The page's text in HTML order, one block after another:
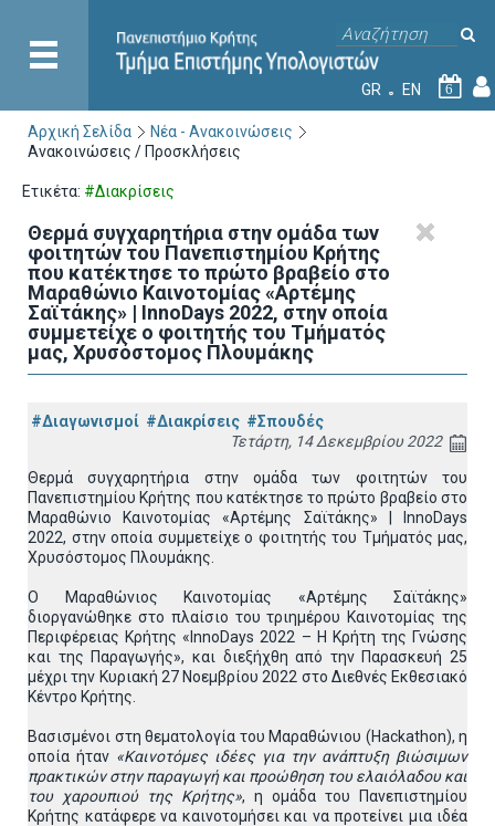
GR EN 6
Αρχική Σελίδα
Νέα - Ανακοινώσεις
Ανακοινώσεις / Προσκλήσεις
Ετικέτα: #Διακρίσεις
Θερμά συγχαρητήρια στην ομάδα των
φοιτητών του Πανεπιστημίου Κρήτης
που κατέκτησε το πρώτο βραβείο στο
Μαραθώνιο Καινοτομίας «Αρτέμης
Σαϊτάκης» | InnoDays 2022, στην οποία
συμμετείχε ο φοιτητής του Τμήματός
μας, Χρυσόστομος Πλουμάκης
#Διαγωνισμοί #Διακρίσεις #Σπουδές
Τετάρτη, 14 Δεκεμβρίου 2022
Θερμά συγχαρητήρια στην ομάδα των φοιτητών του
Πανεπιστημίου Κρήτης που κατέκτησε το πρώτο βραβείο στο
Μαραθώνιο Καινοτομίας «Αρτέμης Σαϊτάκης» | InnoDays
2022, στην οποία συμμετείχε ο φοιτητής του Τμήματός μας,
Χρυσόστομος Πλουμάκης.
Ο Μαραθώνιος Καινοτομίας «Αρτέμης Σαϊτάκης»
διοργανώθηκε στο πλαίσιο του τριημέρου Καινοτομίας της
Περιφέρειας Κρήτης «InnoDays 2022 – Η Κρήτη της Γνώσης
και της Παραγωγής», και διεξήχθη από την Παρασκευή 25
μέχρι την Κυριακή 27 Νοεμβρίου 2022 στο Διεθνές Εκθεσιακό
Κέντρο Κρήτης.
Βασισμένοι στη θεματολογία του Μαραθώνιου (Hackathon), η
οποία ήταν «Καινοτόμες ιδέες για την ανάπτυξη βιώσιμων
πρακτικών στην παραγωγή και προώθηση του ελαιόλαδου και
του χαρουπιού της Κρήτης», η ομάδα του Πανεπιστημίου
Κρήτης κατάφερε να καινοτομήσει και να προτείνει μια ιδέα